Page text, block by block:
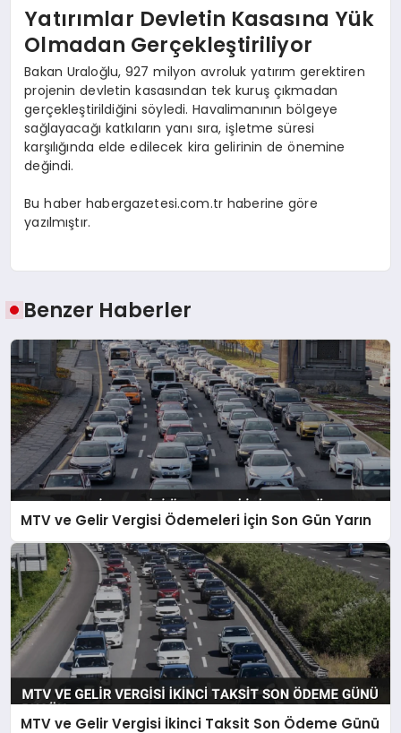
Yatırımlar Devletin Kasasına Yük
Olmadan Gerçekleştiriliyor
Bakan Uraloğlu, 927 milyon avroluk yatırım gerektiren
projenin devletin kasasından tek kuruş çıkmadan
gerçekleştirildiğini söyledi. Havalimanının bölgeye
sağlayacağı katkıların yanı sıra, işletme süresi
karşılığında elde edilecek kira gelirinin de önemine
değindi.
Bu haber habergazetesi.com.tr haberine göre
yazılmıştır.
Benzer Haberler
MTV ve Gelir Vergisi Ödemeleri İçin Son Gün Yarın
MTV ve Gelir Vergisi İkinci Taksit Son Ödeme Günü